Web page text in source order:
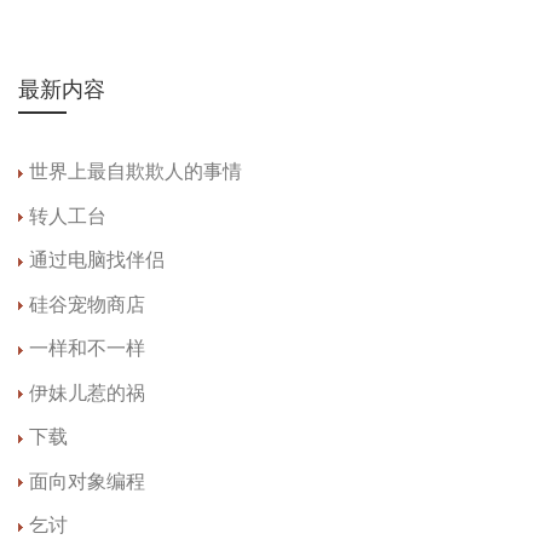
最新内容
世界上最自欺欺人的事情
转人工台
通过电脑找伴侣
硅谷宠物商店
一样和不一样
伊妹儿惹的祸
下载
面向对象编程
乞讨